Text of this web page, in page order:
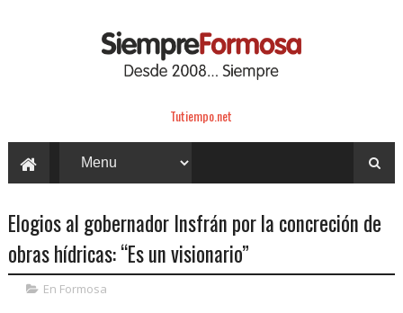
Tutiempo.net
Elogios al gobernador Insfrán por la concreción de
obras hídricas: “Es un visionario”
En Formosa